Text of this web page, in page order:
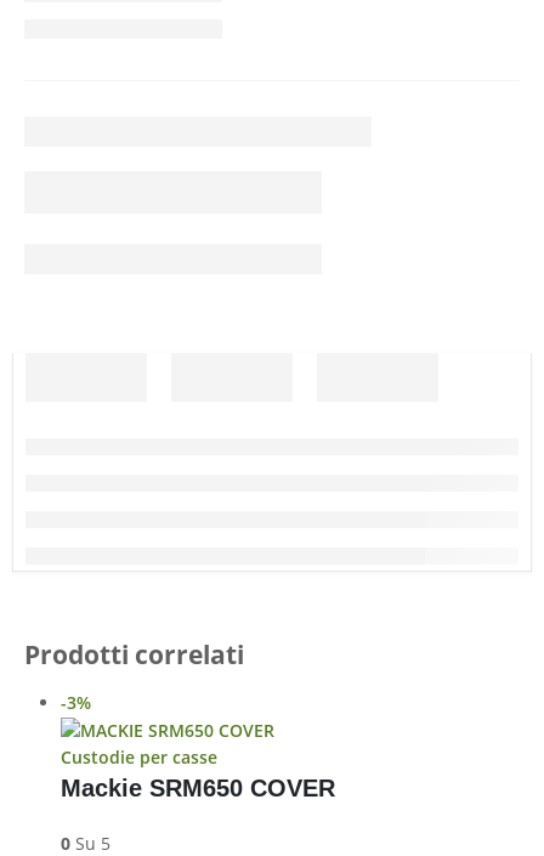
Prodotti correlati
-3%
Custodie per casse
Mackie SRM650 COVER
0Su 5